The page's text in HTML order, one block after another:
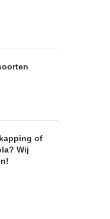
of
Wij